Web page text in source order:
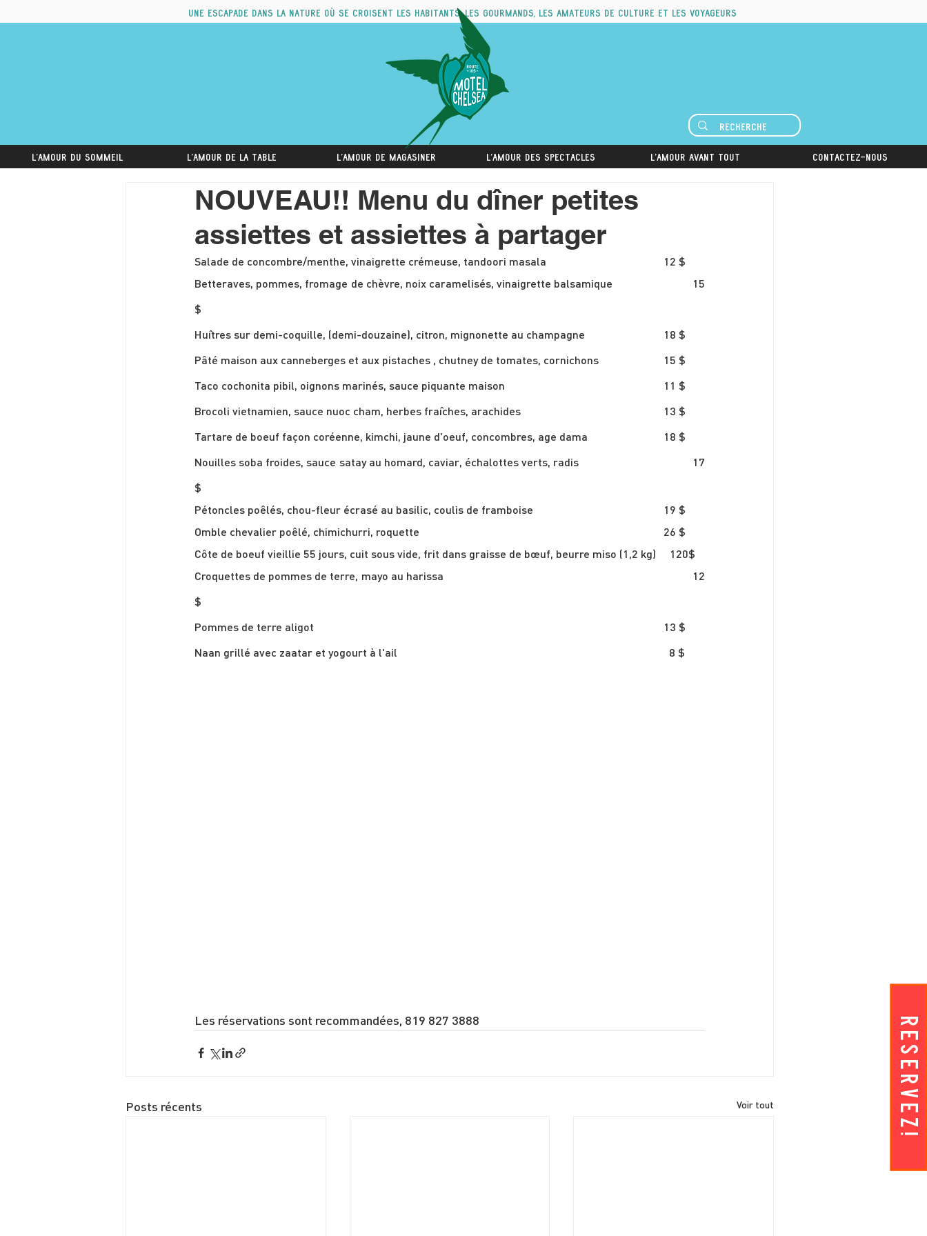
Une escapade dans la nature où se croisent les habitants, les gourmands, les amateurs de culture et les voyageurs
L'amour du sommeil L'amour de la table L'amour de magasiner L'amour des spectacles L'amour avant tout Contactez-nous
RESERVEZ!
NOUVEAU!! Menu du dîner petites
assiettes et assiettes à partager
12 $
Betteraves, pommes, fromage de chèvre, noix caramelisés, vinaigrette balsamique 			15
$
18 $
Pâté maison aux canneberges et aux pistaches , chutney de tomates, cornichons			15 $
11 $
13 $
18 $
17
$
Pétoncles poêlés, chou-fleur écrasé au basilic, coulis de framboise
19 $
26 $
Côte de boeuf vieillie 55 jours, cuit sous vide, frit dans graisse de bœuf, beurre miso (1,2 kg)     120$
12
$
Pommes de terre aligot 													13 $
8 $
Les réservations sont recommandées, 819 827 3888
Posts récents Voir tout